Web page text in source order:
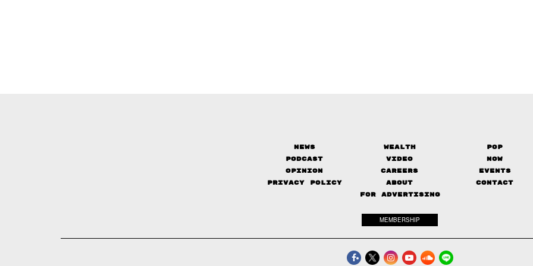
News Wealth
Pop
Podcast
Video
Now
Opinion
Careers
Events
Privacy Policy
About
Contact
FOR ADVERTISING
MEMBERSHIP